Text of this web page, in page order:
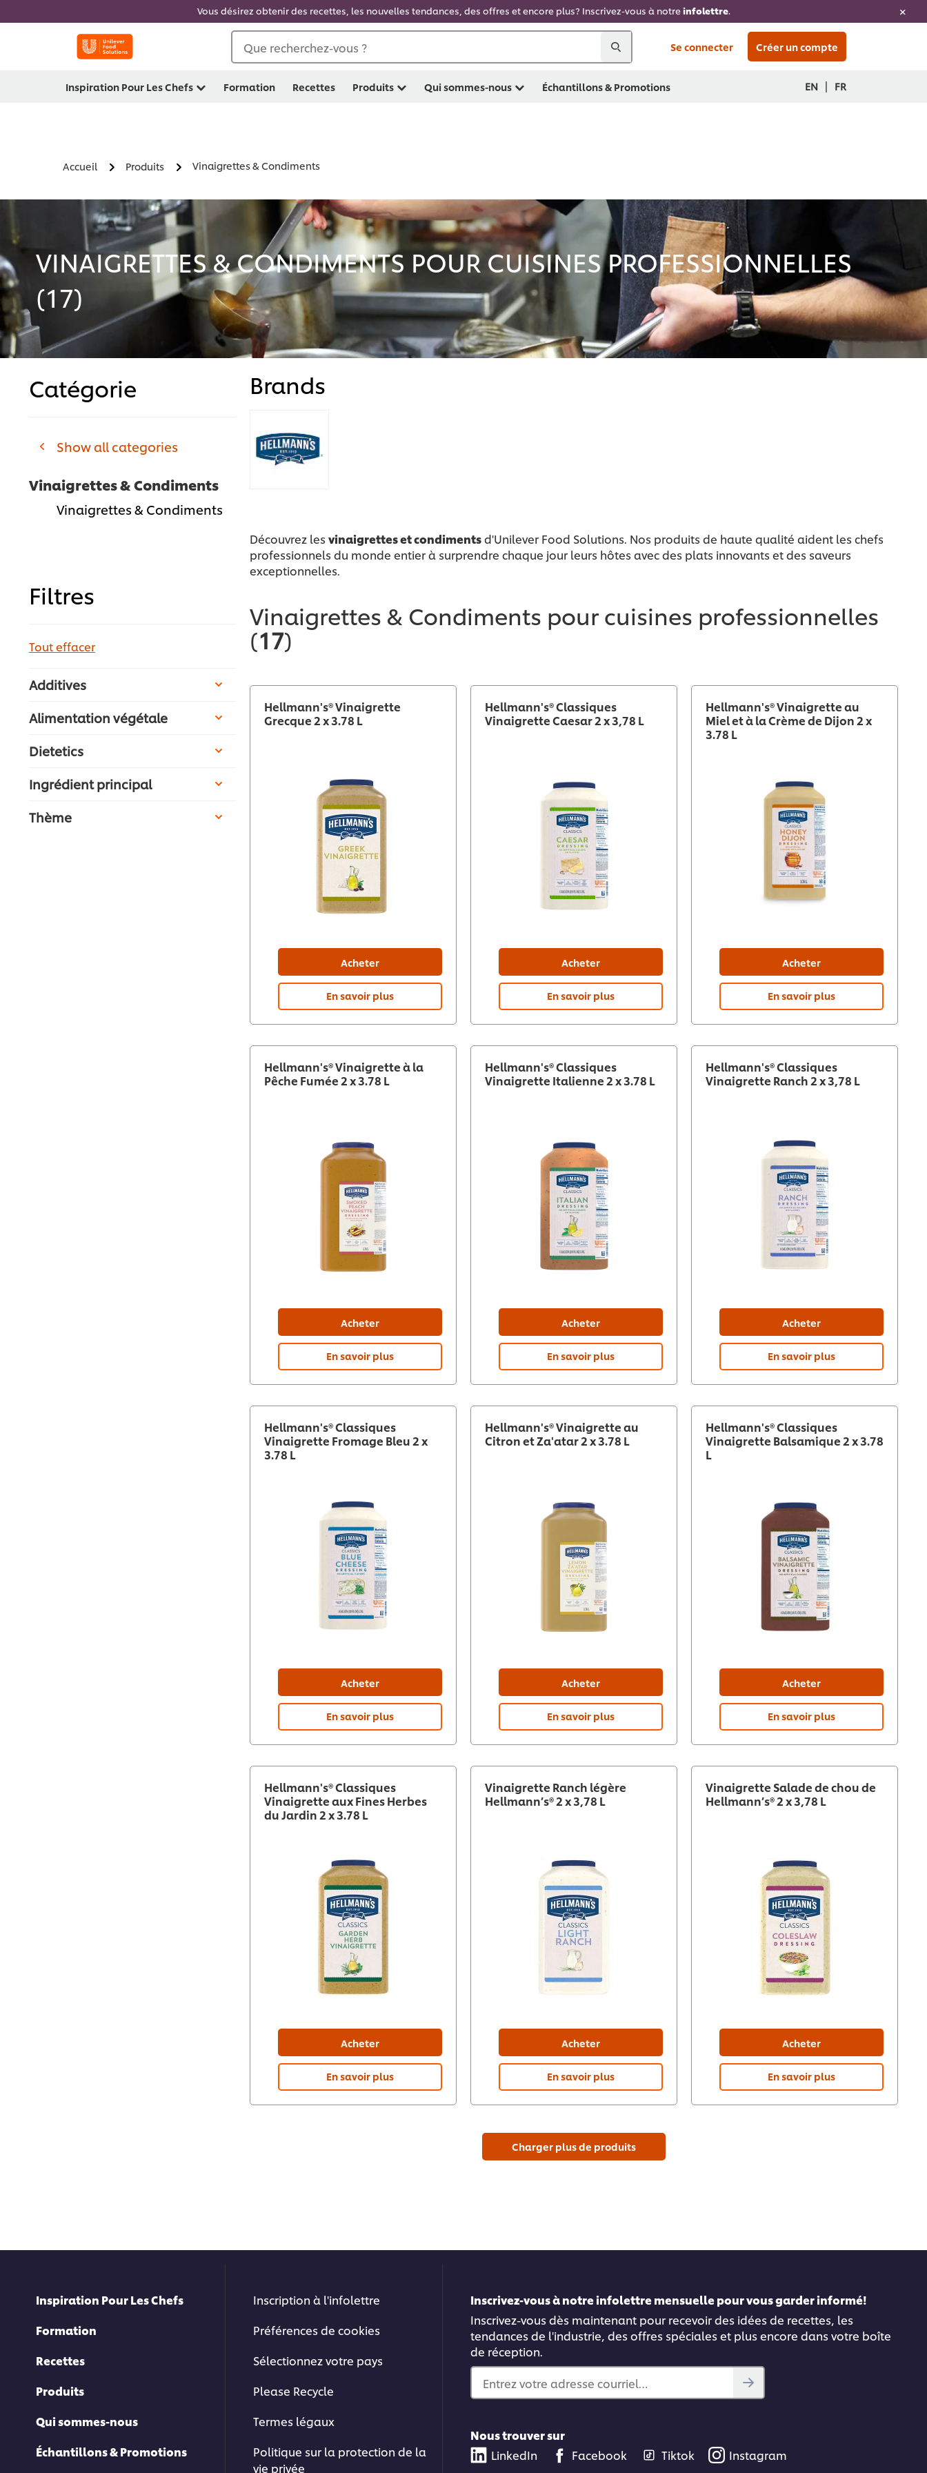
Vous désirez obtenir des recettes, les nouvelles tendances, des offres et encore plus? Inscrivez-vous à notreinfolettre.
Que recherchez-vous ? Se connecter Créer un compte
Inspiration Pour Les Chefs Formation Recettes Produits Qui sommes-nous Échantillons & Promotions EN | FR
Accueil Produits Vinaigrettes & Condiments
VINAIGRETTES & CONDIMENTS POUR CUISINES PROFESSIONNELLES
(17)
Catégorie
Show all categories
Vinaigrettes & Condiments
Vinaigrettes & Condiments
Filtres
Tout effacer
Additives
Alimentation végétale
Dietetics
Ingrédient principal
Thème
Brands
Découvrez lesvinaigrettes et condimentsd'Unilever Food Solutions. Nos produits de haute qualité aident les chefs
professionnels du monde entier à surprendre chaque jour leurs hôtes avec des plats innovants et des saveurs
exceptionnelles.
Vinaigrettes & Condiments pour cuisines professionnelles
(17)
Hellmann's® Vinaigrette
Grecque 2 x 3.78 L
Acheter
En savoir plus
Hellmann's® Classiques
Vinaigrette Caesar 2 x 3,78 L
Acheter
En savoir plus
Hellmann's® Vinaigrette au
Miel et à la Crème de Dijon 2 x
3.78 L
Acheter
En savoir plus
Hellmann's® Vinaigrette à la
Pêche Fumée 2 x 3.78 L
Acheter
En savoir plus
Hellmann's® Classiques
Vinaigrette Italienne 2 x 3.78 L
Acheter
En savoir plus
Hellmann's® Classiques
Vinaigrette Ranch 2 x 3,78 L
Acheter
En savoir plus
Hellmann's® Classiques
Vinaigrette Fromage Bleu 2 x
3.78 L
Acheter
En savoir plus
Hellmann's® Vinaigrette au
Citron et Za'atar 2 x 3.78 L
Acheter
En savoir plus
Hellmann's® Classiques
Vinaigrette Balsamique 2 x 3.78
L
Acheter
En savoir plus
Hellmann's® Classiques
Vinaigrette aux Fines Herbes
du Jardin 2 x 3.78 L
Acheter
En savoir plus
Vinaigrette Ranch légère
Hellmann’s® 2 x 3,78 L
Acheter
En savoir plus
Vinaigrette Salade de chou de
Hellmann’s® 2 x 3,78 L
Acheter
En savoir plus
Charger plus de produits
Inspiration Pour Les Chefs
Formation
Recettes
Produits
Qui sommes-nous
Échantillons & Promotions
Inscription à l'infolettre
Préférences de cookies
Sélectionnez votre pays
Please Recycle
Termes légaux
Politique sur la protection de la
vie privée
Inscrivez-vous à notre infolettre mensuelle pour vous garder informé!
Inscrivez-vous dès maintenant pour recevoir des idées de recettes, les
tendances de l'industrie, des offres spéciales et plus encore dans votre boîte
de réception.
Entrez votre adresse courriel…
Nous trouver sur
LinkedIn
Facebook Tiktok Instagram